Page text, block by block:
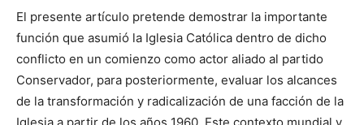
El presente artículo pretende demostrar la importante
función que asumió la Iglesia Católica dentro de dicho
conflicto en un comienzo como actor aliado al partido
Conservador, para posteriormente, evaluar los alcances
de la transformación y radicalización de una facción de la